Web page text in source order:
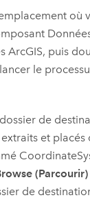
où
ArcGIS, puis
le
de
et placés
(Parcourir)
de